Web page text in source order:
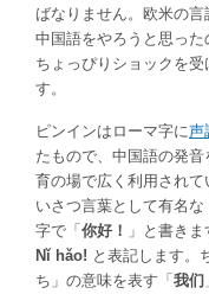
ばなりません。欧米の言
中国語をやろうと思っ
ちょっぴりショックを受
す。
ピンインはローマ字に声
たもので、中国語の発
育の場で広く利用され
いさつ言葉として有名
字で「 你好！ 」と書き
Nǐ hǎo! と表記します。
ち」の意味を表す「 我们